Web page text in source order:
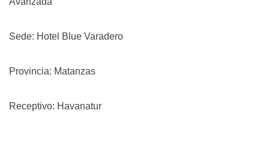
Sede: Hotel Blue Varadero
Provincia: Matanzas
Receptivo: Havanatur